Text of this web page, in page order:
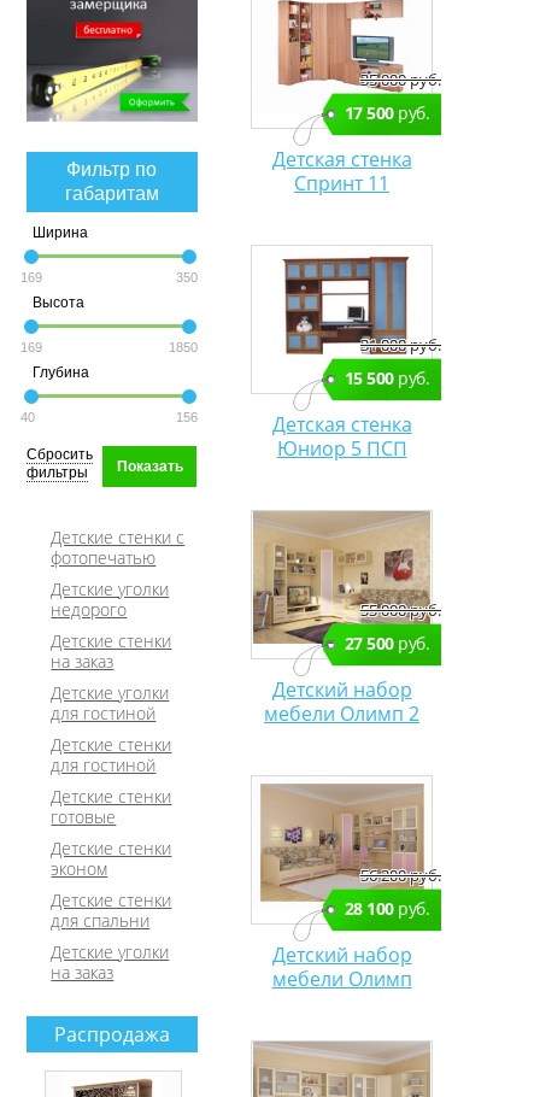
Фильтр по
габаритам
Ширина
169 350
Высота
169 1850
Глубина
40 156
Сбросить
фильтры
Показать
Детские стенки с
фотопечатью
Детские уголки
недорого
Детские стенки
на заказ
Детские уголки
для гостиной
Детские стенки
для гостиной
Детские стенки
готовые
Детские стенки
эконом
Детские стенки
для спальни
Детские уголки
на заказ
Распродажа
35 000 руб.
17 500руб.
Детская стенка
Спринт 11
31 000 руб.
15 500руб.
Детская стенка
Юниор 5 ПСП
55 000 руб.
27 500руб.
Детский набор
мебели Олимп 2
56 200 руб.
28 100руб.
Детский набор
мебели Олимп